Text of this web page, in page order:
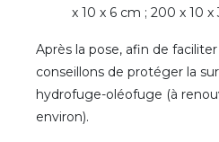
x 10 x 6 cm ; 200 x 10
Après la pose, afin de
conseillons de protéger la
hydrofuge-oléofuge (à
environ).